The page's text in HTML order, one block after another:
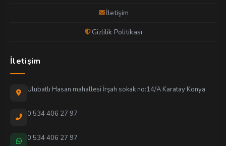
İletişim
Gizlilik Politikası
İletişim
Ulubatlı Hasan mahallesi İrşah sokak no:14/A Karatay Konya
0 534 406 27 97
0 534 406 27 97